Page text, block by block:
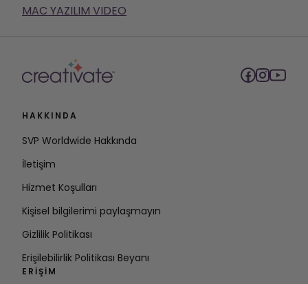
MAC YAZILIM VIDEO
HAKKINDA
SVP Worldwide Hakkında
İletişim
Hizmet Koşulları
Kişisel bilgilerimi paylaşmayın
Gizlilik Politikası
Erişilebilirlik Politikası Beyanı
ERIŞIM